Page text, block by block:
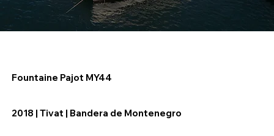
Fountaine Pajot MY44
2018 | Tivat | Bandera de Montenegro